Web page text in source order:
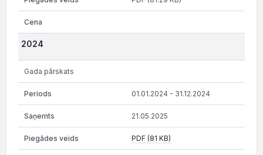
2024
Gada pārskats
01.01.2024 - 31.12.2024
21.05.2025
PDF (81 KB)